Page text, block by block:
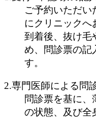
ご予約いただい
にクリニックへ
到着後、抜け毛
め、問診票の記
す。
2.専門医師による問
問診票を基に、
の状態、及び全